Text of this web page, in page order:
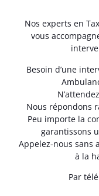
Nos experts en
vous
Besoin d’une
Nous répondons
Peu importe la
garantissons
Appelez-nous sans
à la
Par